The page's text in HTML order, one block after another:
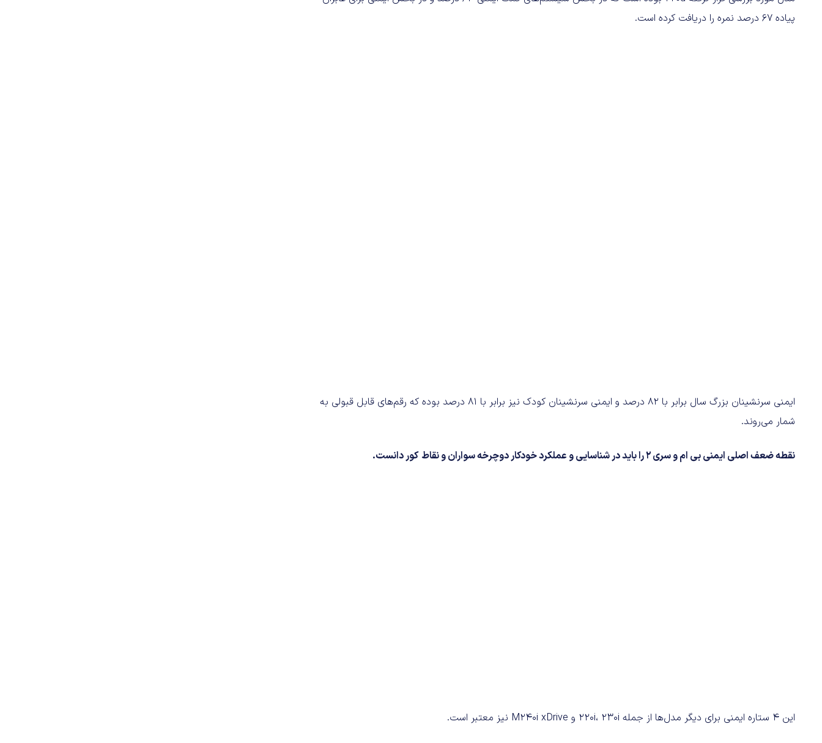
پیاده 67 درصد نمره را دریافت کرده است.
ایمنی سرنشینان بزرگ سال برابر با 82 درصد و ایمنی سرنشینان کودک نیز برابر با 81 درصد بوده که رقم‌های قابل قبولی به
شمار می‌روند.
نقطه ضعف اصلی ایمنی بی ام و سری 2 را باید در شناسایی و عملکرد خودکار دوچرخه سواران و نقاط کور دانست.
این 4 ستاره ایمنی برای دیگر مدل‌ها از جمله 220i، 230i و M240i xDrive نیز معتبر است.